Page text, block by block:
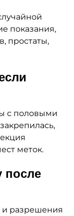
показания,
простаты,
с половыми
меток.
после
и разрешения